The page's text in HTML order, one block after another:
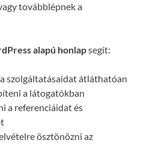
továbblépnek a
alapú honlapsegít:
szolgáltatásaidat átláthatóan
a látogatókban
a referenciáidat és
ösztönözni az